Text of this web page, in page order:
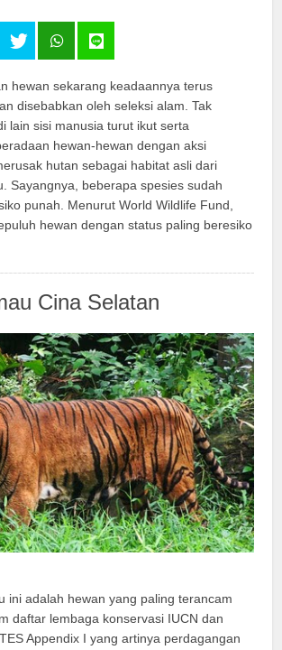
hewan sekarang keadaannya terus
disebabkan oleh seleksi alam. Tak
lain sisi manusia turut ikut serta
hewan-hewan dengan aksi
hutan sebagai habitat asli dari
Sayangnya, beberapa spesies sudah
punah. Menurut World Wildlife Fund,
hewan dengan status paling beresiko
Cina Selatan
ini adalah hewan yang paling terancam
daftar lembaga konservasi IUCN dan
Appendix I yang artinya perdagangan